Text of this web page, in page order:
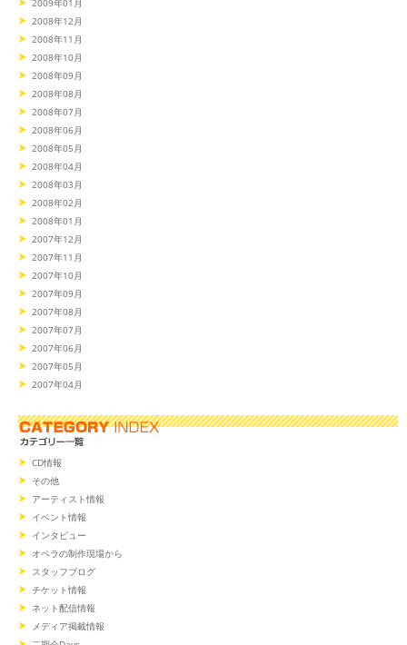
2009年01月
2008年12月
2008年11月
2008年10月
2008年09月
2008年08月
2008年07月
2008年06月
2008年05月
2008年04月
2008年03月
2008年02月
2008年01月
2007年12月
2007年11月
2007年10月
2007年09月
2007年08月
2007年07月
2007年06月
2007年05月
2007年04月
CD情報
その他
アーティスト情報
イベント情報
インタビュー
オペラの制作現場から
スタッフブログ
チケット情報
ネット配信情報
メディア掲載情報